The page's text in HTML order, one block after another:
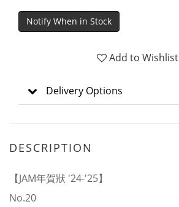
Notify When in Stock
Add to Wishlist
Delivery Options
DESCRIPTION
【JAM年賀狀 '24-'25】
No.20